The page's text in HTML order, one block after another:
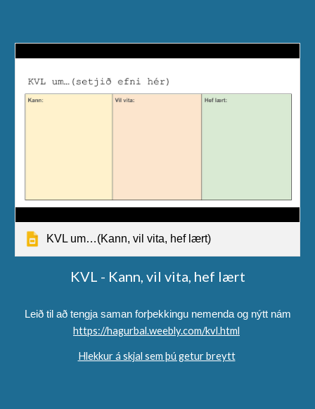
KVL um…(Kann, vil vita, hef lært)
KVL - Kann, vil vita, hef lært
Leið til að tengja saman forþekkingu nemenda og nýtt nám
https://hagurbal.weebly.com/kvl.html
Hlekkur á skjal sem þú getur breytt